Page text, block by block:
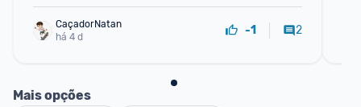
CaçadorNatan
há 4 d
-1 2
Mais opções